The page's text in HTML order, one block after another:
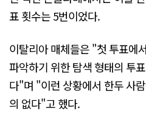
표 횟수는 5번이었다.
이탈리아 매체들은 "첫 투표에
파악하기 위한 탐색 형태의 투
다"며 "이런 상황에서 한두 사
의 없다"고 했다.